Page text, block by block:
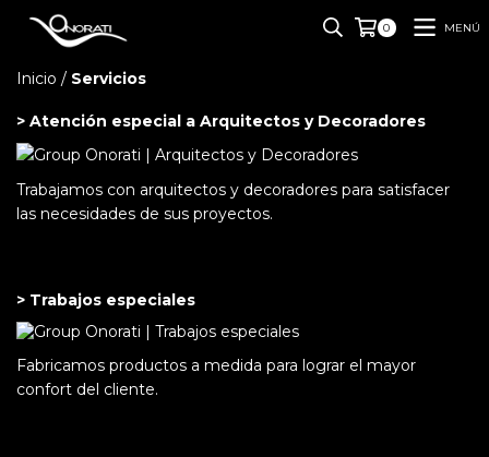
0 MENÚ
Inicio / Servicios
> Atención especial a Arquitectos y Decoradores
Trabajamos con arquitectos y decoradores para satisfacer
las necesidades de sus proyectos.
> Trabajos especiales
Fabricamos productos a medida para lograr el mayor
confort del cliente.